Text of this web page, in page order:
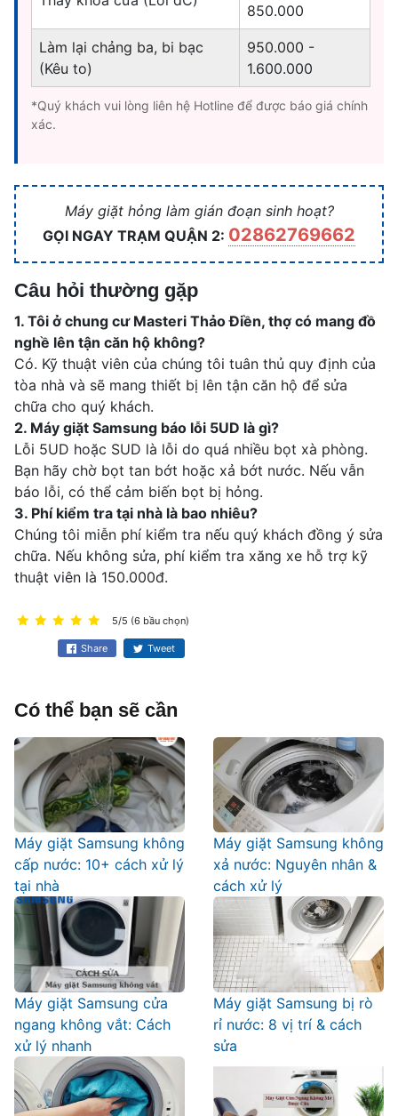
850.000
Làm lại chảng ba, bi bạc
(Kêu to)
950.000 -
1.600.000
*Quý khách vui lòng liên hệ Hotline để được báo giá chính
xác.
Máy giặt hỏng làm gián đoạn sinh hoạt?
GỌI NGAY TRẠM QUẬN 2: 02862769662
Câu hỏi thường gặp
1. Tôi ở chung cư Masteri Thảo Điền, thợ có mang đồ
nghề lên tận căn hộ không?
Có. Kỹ thuật viên của chúng tôi tuân thủ quy định của
tòa nhà và sẽ mang thiết bị lên tận căn hộ để sửa
chữa cho quý khách.
2. Máy giặt Samsung báo lỗi 5UD là gì?
Lỗi 5UD hoặc SUD là lỗi do quá nhiều bọt xà phòng.
Bạn hãy chờ bọt tan bớt hoặc xả bớt nước. Nếu vẫn
báo lỗi, có thể cảm biến bọt bị hỏng.
3. Phí kiểm tra tại nhà là bao nhiêu?
Chúng tôi miễn phí kiểm tra nếu quý khách đồng ý sửa
chữa. Nếu không sửa, phí kiểm tra xăng xe hỗ trợ kỹ
thuật viên là 150.000đ.
5/5 (6 bầu chọn)
Share Tweet
Có thể bạn sẽ cần
Máy giặt Samsung không
cấp nước: 10+ cách xử lý
tại nhà
Máy giặt Samsung không
xả nước: Nguyên nhân &
cách xử lý
Máy giặt Samsung cửa
ngang không vắt: Cách
xử lý nhanh
Máy giặt Samsung bị rò
rỉ nước: 8 vị trí & cách
sửa